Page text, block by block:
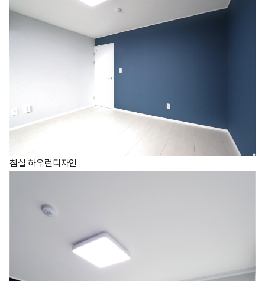
침실 하우런디자인